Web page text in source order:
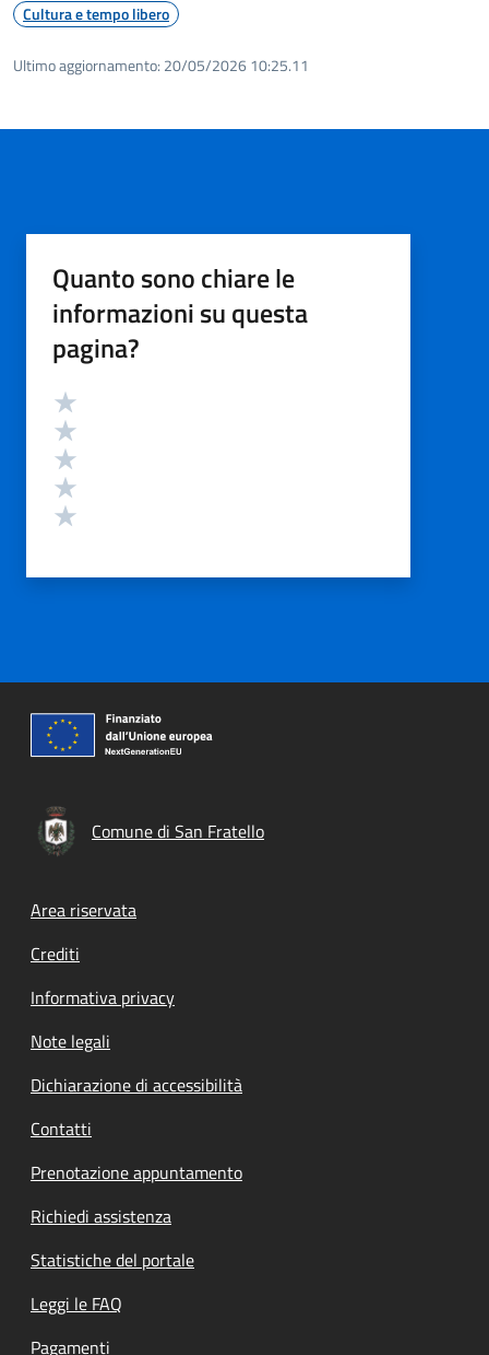
Cultura e tempo libero
Ultimo aggiornamento: 20/05/2026 10:25.11
Quanto sono chiare le
informazioni su questa
pagina?
Valutazione
Comune di San Fratello
Footer menu
Area riservata
Crediti
Informativa privacy
Note legali
Dichiarazione di accessibilità
Contatti
Prenotazione appuntamento
Richiedi assistenza
Statistiche del portale
Leggi le FAQ
Pagamenti